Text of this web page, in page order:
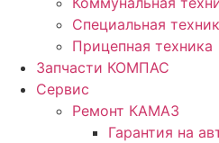
Специальная
Прицепная техника
Запчасти КОМПАС
Сервис
Ремонт КАМАЗ
Гарантия на